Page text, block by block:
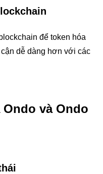
để token hóa
dễ dàng hơn với các
và Ondo